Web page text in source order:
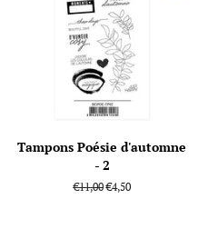
Tampons Poésie d'automne
- 2
Prix
€11,00 Prix
€4,50